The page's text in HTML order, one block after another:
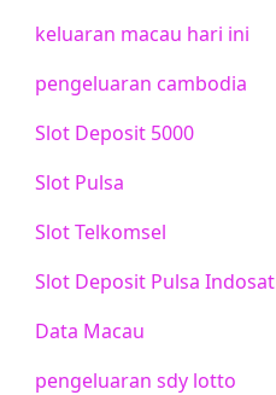
keluaran macau hari ini
pengeluaran cambodia
Slot Deposit 5000
Slot Pulsa
Slot Telkomsel
Slot Deposit Pulsa Indosat
Data Macau
pengeluaran sdy lotto